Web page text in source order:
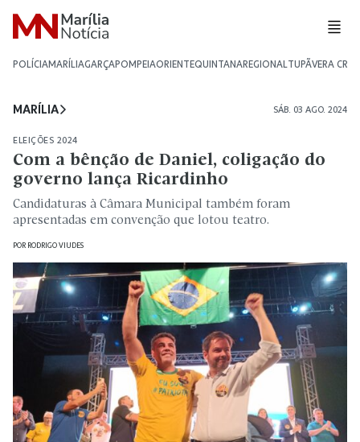
POLÍCIAMARÍLIAGARÇAPOMPEIAORIENTEQUINTANAREGIONALTUPÃVERA CRUZ
MARÍLIA SÁB. 03 AGO. 2024
ELEIÇÕES 2024
Com a bênção de Daniel, coligação do
governo lança Ricardinho
Candidaturas à Câmara Municipal também foram
apresentadas em convenção que lotou teatro.
POR RODRIGO VIUDES